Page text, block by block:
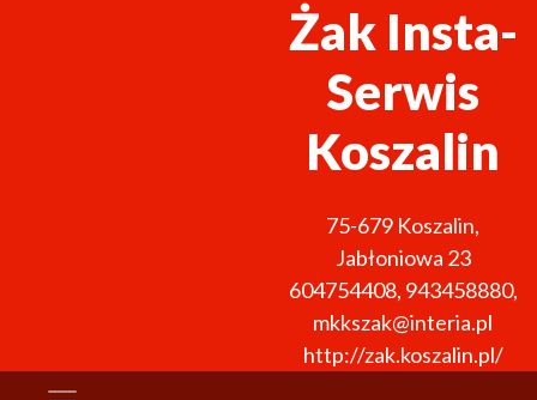
Żak Insta-
Serwis
Koszalin
75-679 Koszalin,
Jabłoniowa 23
604754408, 943458880,
mkkszak@interia.pl
http://zak.koszalin.pl/